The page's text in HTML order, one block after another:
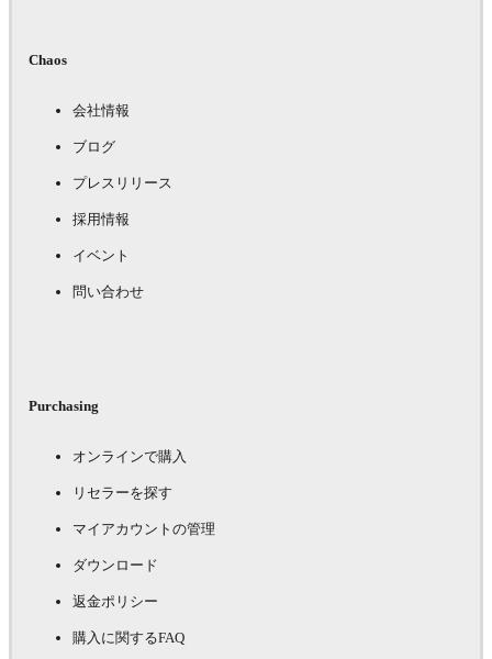
Chaos
会社情報
ブログ
プレスリリース
採用情報
イベント
問い合わせ
Purchasing
オンラインで購入
リセラーを探す
マイアカウントの管理
ダウンロード
返金ポリシー
購入に関するFAQ